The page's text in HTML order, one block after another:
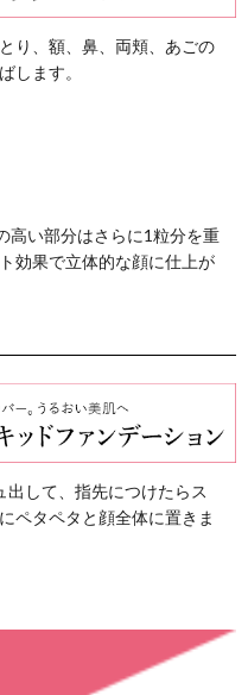
と繊細なパ
ヤ肌に。化粧